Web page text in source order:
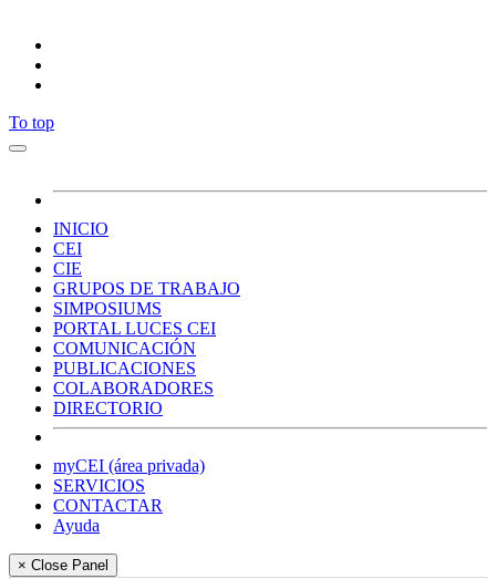
To top
INICIO
CEI
CIE
GRUPOS DE TRABAJO
SIMPOSIUMS
PORTAL LUCES CEI
COMUNICACIÓN
PUBLICACIONES
COLABORADORES
DIRECTORIO
myCEI (área privada)
SERVICIOS
CONTACTAR
Ayuda
× Close Panel